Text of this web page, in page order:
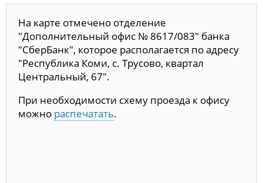
На карте отмечено отделение
"Дополнительный офис № 8617/083" банка
"СберБанк", которое располагается по адресу
"Республика Коми, с. Трусово, квартал
Центральный, 67".
При необходимости схему проезда к офису
можно распечатать.